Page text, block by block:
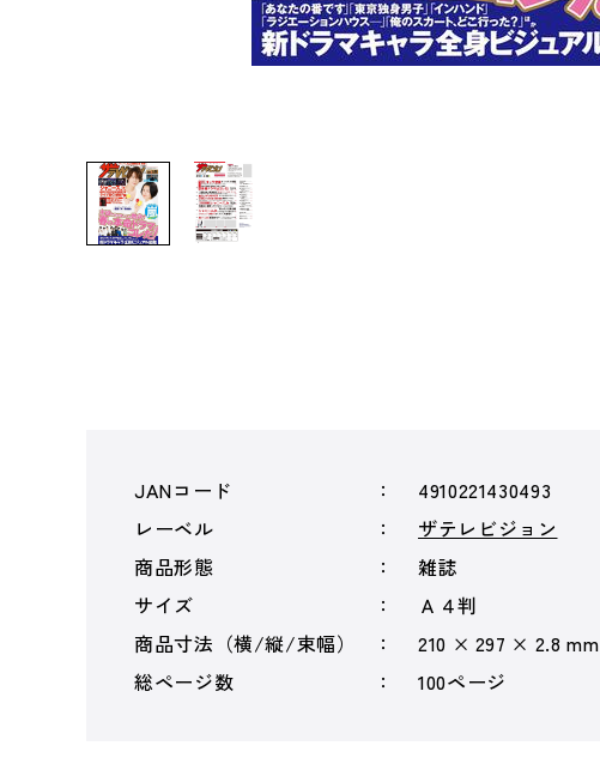
JANコード
4910221430493
レーベル
ザテレビジョン
商品形態
雑誌
サイズ
Ａ４判
商品寸法（横/縦/束幅）
210 × 297 × 2.8 mm
総ページ数
100ページ